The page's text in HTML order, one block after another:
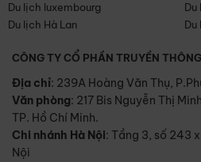
Du lịch luxembourg
Du
Du lịch Hà Lan
Du
CÔNG TY CỔ PHẦN TRUYỀN
Địa chỉ: 239A Hoàng Văn Thụ,
Văn phòng: 217 Bis Nguyễn Thị
TP. Hồ Chí Minh.
Chi nhánh Hà Nội: Tầng 3, số 243
Nội